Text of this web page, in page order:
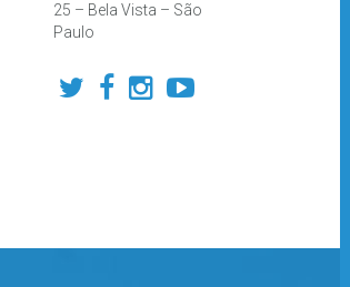
25 – Bela Vista – São
Paulo